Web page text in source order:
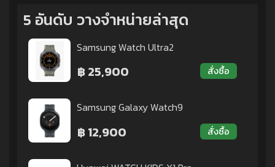
5 อันดับ วางจำหน่ายล่าสุด
Samsung Watch Ultra2
฿ 25,900 สั่งซื้อ
Samsung Galaxy Watch9
฿ 12,900 สั่งซื้อ